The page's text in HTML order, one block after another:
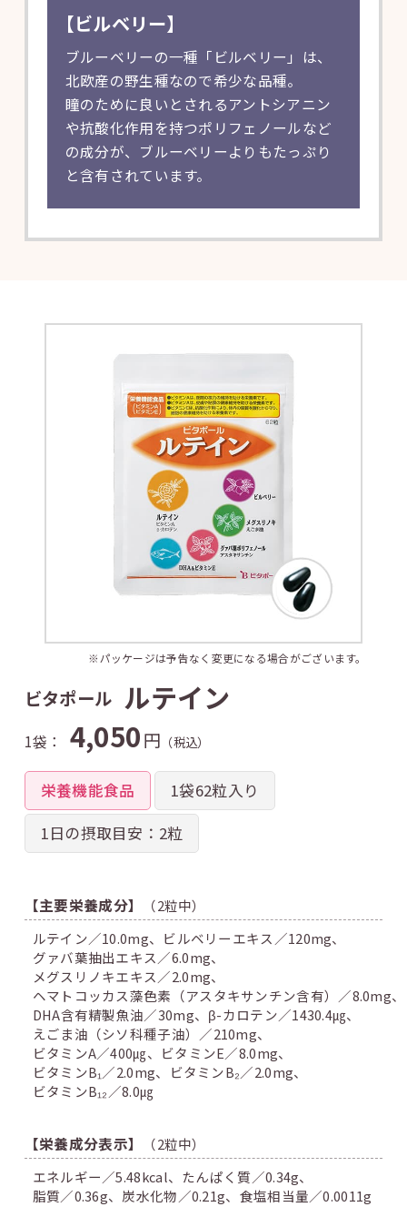
【ビルベリー】
ブルーベリーの一種「ビルベリー」は、
北欧産の野生種なので希少な品種。
瞳のために良いとされるアントシアニン
や抗酸化作用を持つポリフェノールなど
の成分が、ブルーベリーよりもたっぷり
と含有されています。
※パッケージは予告なく変更になる場合がございます。
ビタポール ルテイン
1袋： 4,050円 （税込）
栄養機能食品
1袋62粒入り
1日の摂取目安：2粒
【主要栄養成分】
（2粒中）
ルテイン／10.0mg、 ビルベリーエキス／120mg、
グァバ葉抽出エキス／6.0mg、
メグスリノキエキス／2.0mg、
ヘマトコッカス藻色素（アスタキサンチン含有）／8.0mg、
DHA含有精製魚油／30mg、 β-カロテン／1430.4㎍、
えごま油（シソ科種子油）／210mg、
ビタミンA／400㎍、 ビタミンE／8.0mg、
ビタミンB₁／2.0mg、
ビタミンB₂／2.0mg、
ビタミンB₁₂／8.0㎍
【栄養成分表示】
（2粒中）
エネルギー／5.48kcal、 たんぱく質／0.34g、
脂質／0.36g、炭水化物／0.21g、 食塩相当量／0.0011g